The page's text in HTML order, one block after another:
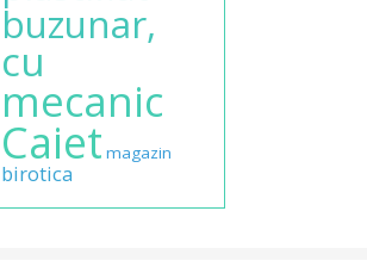
buzunar,
cu
mecanic
Caiet magazin
birotica